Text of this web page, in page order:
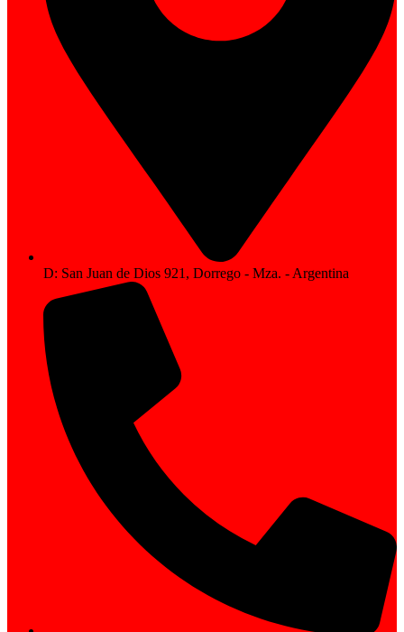
D: San Juan de Dios 921, Dorrego - Mza. - Argentina